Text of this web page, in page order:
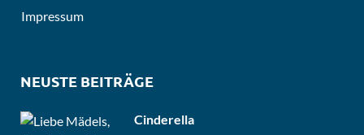
Impressum
NEUSTE BEITRÄGE
Cinderella